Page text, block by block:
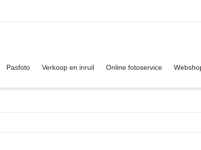
me the colour items.
Pasfoto Verkoop en inruil Online fotoservice